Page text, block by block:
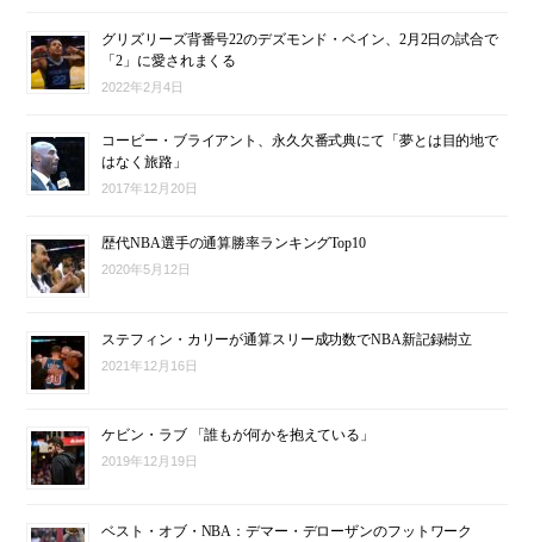
グリズリーズ背番号22のデズモンド・ベイン、2月2日の試合で
「2」に愛されまくる
2022年2月4日
コービー・ブライアント、永久欠番式典にて「夢とは目的地で
はなく旅路」
2017年12月20日
歴代NBA選手の通算勝率ランキングTop10
2020年5月12日
ステフィン・カリーが通算スリー成功数でNBA新記録樹立
2021年12月16日
ケビン・ラブ 「誰もが何かを抱えている」
2019年12月19日
ベスト・オブ・NBA：デマー・デローザンのフットワーク